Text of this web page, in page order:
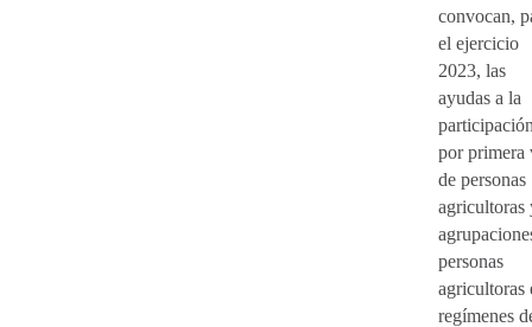
convocan,
el ejercicio
2023, las
ayudas a la
por primera
de personas
agricultoras
personas
agricultoras
regímenes